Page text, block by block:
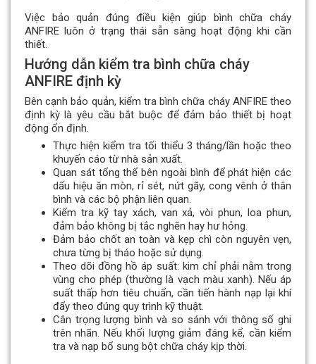
Việc bảo quản đúng điều kiện giúp bình chữa cháy
ANFIRE luôn ở trạng thái sẵn sàng hoạt động khi cần
thiết.
Hướng dẫn kiểm tra bình chữa cháy
ANFIRE định kỳ
Bên cạnh bảo quản, kiểm tra bình chữa cháy ANFIRE theo
định kỳ là yêu cầu bắt buộc để đảm bảo thiết bị hoạt
động ổn định.
Thực hiện kiểm tra tối thiểu 3 tháng/lần hoặc theo
khuyến cáo từ nhà sản xuất.
Quan sát tổng thể bên ngoài bình để phát hiện các
dấu hiệu ăn mòn, rỉ sét, nứt gãy, cong vênh ở thân
bình và các bộ phận liên quan.
Kiểm tra kỹ tay xách, van xả, vòi phun, loa phun,
đảm bảo không bị tắc nghẽn hay hư hỏng.
Đảm bảo chốt an toàn và kẹp chì còn nguyên vẹn,
chưa từng bị tháo hoặc sử dụng.
Theo dõi đồng hồ áp suất: kim chỉ phải nằm trong
vùng cho phép (thường là vạch màu xanh). Nếu áp
suất thấp hơn tiêu chuẩn, cần tiến hành nạp lại khí
đẩy theo đúng quy trình kỹ thuật.
Cân trọng lượng bình và so sánh với thông số ghi
trên nhãn. Nếu khối lượng giảm đáng kể, cần kiểm
tra và nạp bổ sung bột chữa cháy kịp thời.